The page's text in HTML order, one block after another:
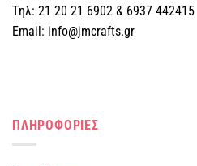
Tηλ: 21 20 21 6902 & 6937 442415
Email: info@jmcrafts.gr
ΠΛΗΡΟΦΟΡΙΕΣ